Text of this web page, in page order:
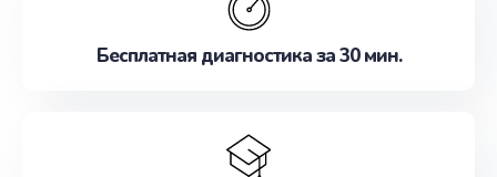
Бесплатная диагностика за 30 мин.